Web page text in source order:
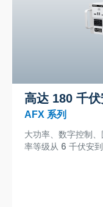
高达 180 千
AFX 系列
大功率、数字控制
率等级从 6 千伏安